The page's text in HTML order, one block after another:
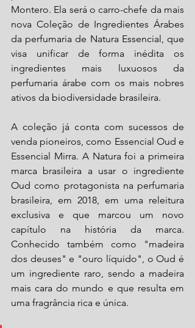
Montero. Ela será o carro-chefe da mais
nova Coleção de Ingredientes Árabes
da perfumaria de Natura Essencial, que
visa unificar de forma inédita os
ingredientes mais luxuosos da
perfumaria árabe com os mais nobres
ativos da biodiversidade brasileira.
A coleção já conta com sucessos de
venda pioneiros, como Essencial Oud e
Essencial Mirra. A Natura foi a primeira
marca brasileira a usar o ingrediente
Oud como protagonista na perfumaria
brasileira, em 2018, em uma releitura
exclusiva e que marcou um novo
capítulo na história da marca.
Conhecido também como "madeira
dos deuses" e "ouro líquido", o Oud é
um ingrediente raro, sendo a madeira
mais cara do mundo e que resulta em
uma fragrância rica e única.